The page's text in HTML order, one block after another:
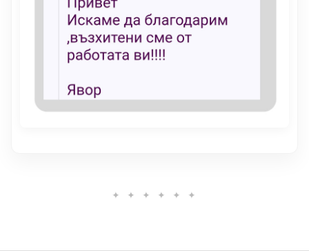
✦ ✦ ✦ ✦ ✦ ✦